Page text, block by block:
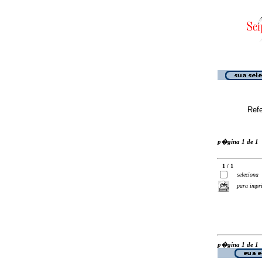
p�gina 1 de 1
1 / 1
seleciona
para
p�gina 1 de 1